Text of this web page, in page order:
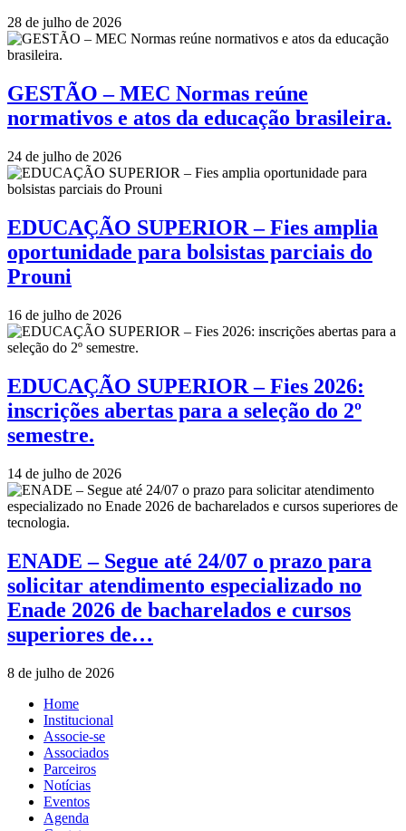
28 de julho de 2026
GESTÃO – MEC Normas reúne
normativos e atos da educação brasileira.
24 de julho de 2026
EDUCAÇÃO SUPERIOR – Fies amplia
oportunidade para bolsistas parciais do
Prouni
16 de julho de 2026
EDUCAÇÃO SUPERIOR – Fies 2026:
inscrições abertas para a seleção do 2º
semestre.
14 de julho de 2026
ENADE – Segue até 24/07 o prazo para
solicitar atendimento especializado no
Enade 2026 de bacharelados e cursos
superiores de…
8 de julho de 2026
Home
Institucional
Associe-se
Associados
Parceiros
Notícias
Eventos
Agenda